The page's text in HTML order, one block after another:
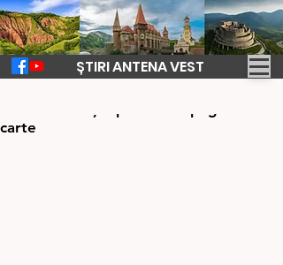
ȘTIRI ANTENA VEST
carte